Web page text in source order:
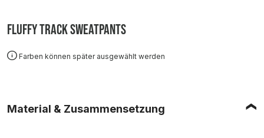
Fluffy Track Sweatpants
Farben können später ausgewählt werden
Material & Zusammensetzung